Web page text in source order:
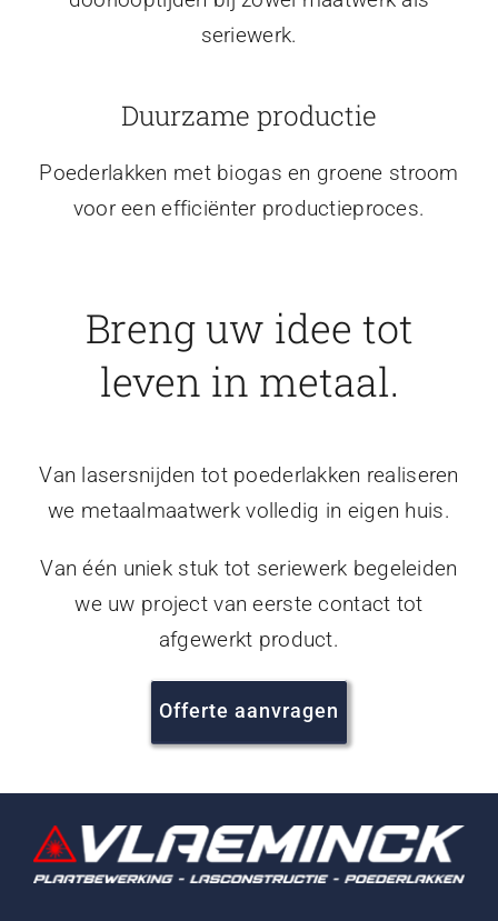
seriewerk.
Duurzame productie
Poederlakken met biogas en groene stroom
voor een efficiënter productieproces.
Breng uw idee tot
leven in metaal.
Van lasersnijden tot poederlakken realiseren
we metaalmaatwerk volledig in eigen huis.
Van één uniek stuk tot seriewerk begeleiden
we uw project van eerste contact tot
afgewerkt product.
Offerte aanvragen